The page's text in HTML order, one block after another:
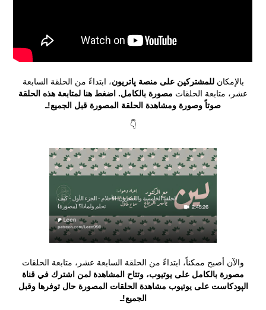
بالإمكانللمشتركين على منصةپاتريون، ابتداءً من الحلقة السابعة
عشر، متابعة الحلقات مصورة بالكامل. اضغط هنا لمتابعة هذه الحلقة
صوتاً وصورة ومشاهدة الحلقة المصورة قبل الجميع!ـ
👇
والآن أصبح ممكناً، ابتداءً من الحلقة السابعة عشر، متابعة الحلقات
مصورة بالكامل على يوتيوب، وتتاح المشاهدة لمن اشترك في قناة
الپودكاست على يوتيوب مشاهدة الحلقات المصورة حال توفرها وقبل
الجميع!ـ